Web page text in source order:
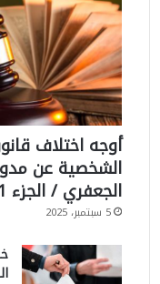
أوجه اختلاف
الشخصية عن
الجعفري / الجزء 1
5 سبتمبر، 2025